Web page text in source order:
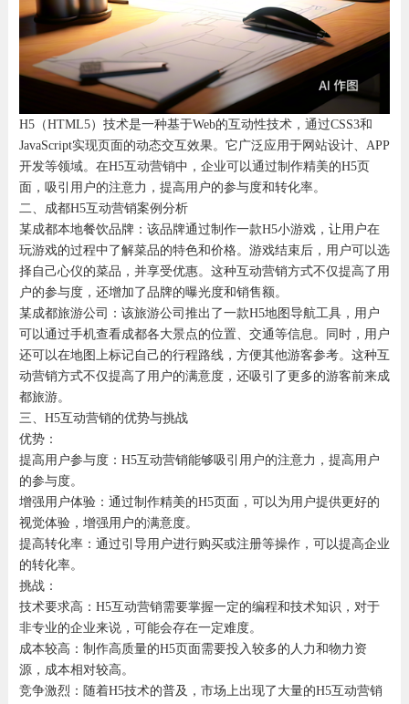
H5（HTML5）技术是一种基于Web的互动性技术，通过CSS3和
JavaScript实现页面的动态交互效果。它广泛应用于网站设计、APP
开发等领域。在H5互动营销中，企业可以通过制作精美的H5页
面，吸引用户的注意力，提高用户的参与度和转化率。
二、成都H5互动营销案例分析
某成都本地餐饮品牌：该品牌通过制作一款H5小游戏，让用户在
玩游戏的过程中了解菜品的特色和价格。游戏结束后，用户可以选
择自己心仪的菜品，并享受优惠。这种互动营销方式不仅提高了用
户的参与度，还增加了品牌的曝光度和销售额。
某成都旅游公司：该旅游公司推出了一款H5地图导航工具，用户
可以通过手机查看成都各大景点的位置、交通等信息。同时，用户
还可以在地图上标记自己的行程路线，方便其他游客参考。这种互
动营销方式不仅提高了用户的满意度，还吸引了更多的游客前来成
都旅游。
三、H5互动营销的优势与挑战
优势：
提高用户参与度：H5互动营销能够吸引用户的注意力，提高用户
的参与度。
增强用户体验：通过制作精美的H5页面，可以为用户提供更好的
视觉体验，增强用户的满意度。
提高转化率：通过引导用户进行购买或注册等操作，可以提高企业
的转化率。
挑战：
技术要求高：H5互动营销需要掌握一定的编程和技术知识，对于
非专业的企业来说，可能会存在一定难度。
成本较高：制作高质量的H5页面需要投入较多的人力和物力资
源，成本相对较高。
竞争激烈：随着H5技术的普及，市场上出现了大量的H5互动营销